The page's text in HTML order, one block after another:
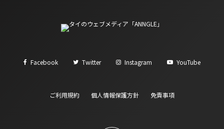
Facebook Twitter Instagram YouTube
ご利用規約 個人情報保護方針 免責事項